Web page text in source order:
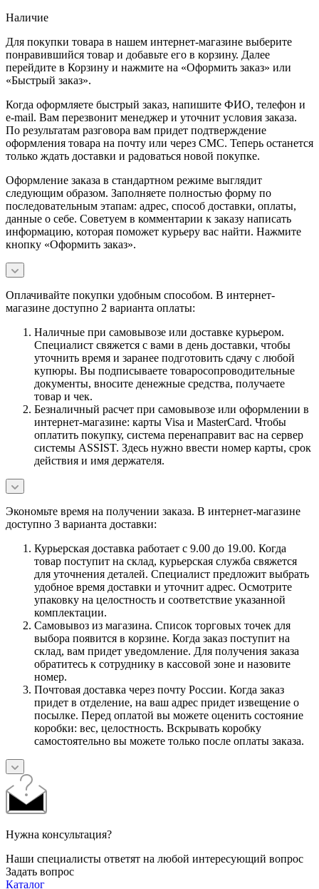
Наличие
Для покупки товара в нашем интернет-магазине выберите
понравившийся товар и добавьте его в корзину. Далее
перейдите в Корзину и нажмите на «Оформить заказ» или
«Быстрый заказ».
Когда оформляете быстрый заказ, напишите ФИО, телефон и
e-mail. Вам перезвонит менеджер и уточнит условия заказа.
По результатам разговора вам придет подтверждение
оформления товара на почту или через СМС. Теперь останется
только ждать доставки и радоваться новой покупке.
Оформление заказа в стандартном режиме выглядит
следующим образом. Заполняете полностью форму по
последовательным этапам: адрес, способ доставки, оплаты,
данные о себе. Советуем в комментарии к заказу написать
информацию, которая поможет курьеру вас найти. Нажмите
кнопку «Оформить заказ».
Оплачивайте покупки удобным способом. В интернет-
магазине доступно 2 варианта оплаты:
Наличные при самовывозе или доставке курьером.
Специалист свяжется с вами в день доставки, чтобы
уточнить время и заранее подготовить сдачу с любой
купюры. Вы подписываете товаросопроводительные
документы, вносите денежные средства, получаете
товар и чек.
Безналичный расчет при самовывозе или оформлении в
интернет-магазине: карты Visa и MasterCard. Чтобы
оплатить покупку, система перенаправит вас на сервер
системы ASSIST. Здесь нужно ввести номер карты, срок
действия и имя держателя.
Экономьте время на получении заказа. В интернет-магазине
доступно 3 варианта доставки:
Курьерская доставка работает с 9.00 до 19.00. Когда
товар поступит на склад, курьерская служба свяжется
для уточнения деталей. Специалист предложит выбрать
удобное время доставки и уточнит адрес. Осмотрите
упаковку на целостность и соответствие указанной
комплектации.
Самовывоз из магазина. Список торговых точек для
выбора появится в корзине. Когда заказ поступит на
склад, вам придет уведомление. Для получения заказа
обратитесь к сотруднику в кассовой зоне и назовите
номер.
Почтовая доставка через почту России. Когда заказ
придет в отделение, на ваш адрес придет извещение о
посылке. Перед оплатой вы можете оценить состояние
коробки: вес, целостность. Вскрывать коробку
самостоятельно вы можете только после оплаты заказа.
Нужна консультация?
Наши специалисты ответят на любой интересующий вопрос
Задать вопрос
Каталог